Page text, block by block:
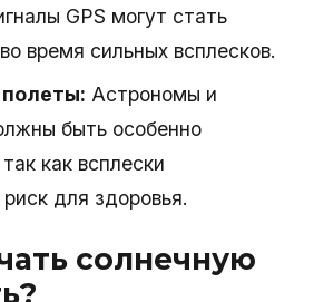
GPS могут стать
время сильных всплесков.
Астрономы и
быть особенно
как всплески
для здоровья.
солнечную